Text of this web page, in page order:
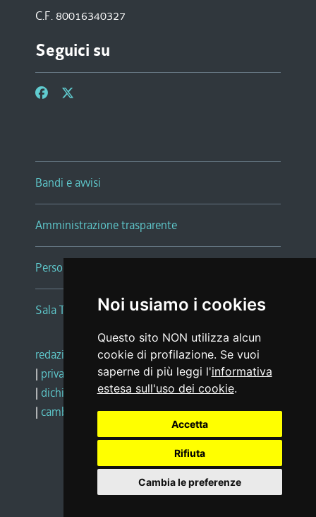
Noi usiamo i cookies
Questo sito NON utilizza alcun
cookie di profilazione. Se vuoi
saperne di più leggi l'informativa
estesa sull'uso dei cookie.
Accetta
Rifiuta
Cambia le preferenze
C.F. 80016340327
Seguici su
Bandi e avvisi
Amministrazione trasparente
Persone e Uffici
Sala Tiziano Tessitori
redazione web |note legali |glossario
| privacy
social media policy
| dichiarazione di accessibilità |feedback
| cambio preferenze cookie
Realizzato da